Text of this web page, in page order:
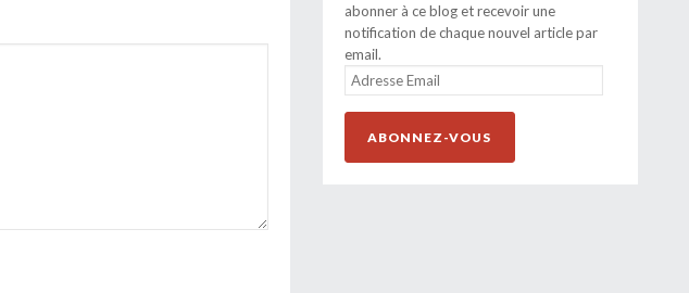
abonner à ce blog et recevoir une
notification de chaque nouvel article par
email.
ADRESSE
EMAIL
ABONNEZ-VOUS